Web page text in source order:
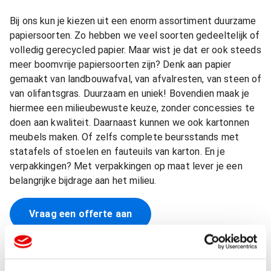
Bij ons kun je kiezen uit een enorm assortiment duurzame
papiersoorten. Zo hebben we veel soorten gedeeltelijk of
volledig gerecycled papier. Maar wist je dat er ook steeds
meer boomvrije papiersoorten zijn? Denk aan papier
gemaakt van landbouwafval, van afvalresten, van steen of
van olifantsgras. Duurzaam en uniek! Bovendien maak je
hiermee een milieubewuste keuze, zonder concessies te
doen aan kwaliteit. Daarnaast kunnen we ook kartonnen
meubels maken. Of zelfs complete beursstands met
statafels of stoelen en fauteuils van karton. En je
verpakkingen? Met verpakkingen op maat lever je een
belangrijke bijdrage aan het milieu.
Vraag een offerte aan